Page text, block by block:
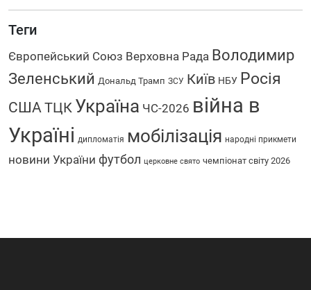
Теги
Європейський Союз Верховна Рада Володимир
Зеленський Дональд Трамп ЗСУ Київ НБУ Росія
США ТЦК Україна ЧС-2026 війна в
Україні дипломатія мобілізація народні прикмети
новини України футбол церковне свято чемпіонат світу 2026